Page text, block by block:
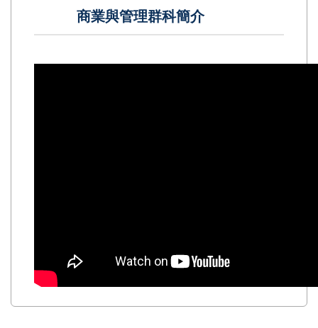
商業與管理群科簡介